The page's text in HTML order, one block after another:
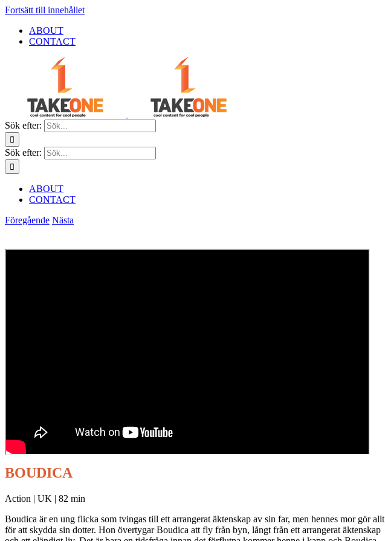
Fortsätt till innehållet
ABOUT
CONTACT
Sök efter:
Sök efter:
ABOUT
CONTACT
Föregående Nästa
BOUDICA
Action | UK | 82 min
Boudica är en ung flicka som tvingas till ett arrangerat äktenskap av sin far, men hennes mor gör allt
för att skydda sin dotter. Hon övertygar Boudica att fly från byn, långt från ett arrangerat äktenskap